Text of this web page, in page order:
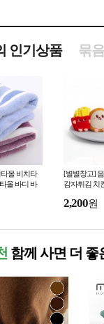
인기상품 묶
올 비치타
올 바디 바
[별별창고]
감자튀김 치
지 백꾸
2,200원
함께 사면 더 좋